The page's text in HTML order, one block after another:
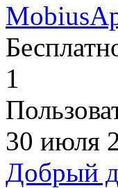
1
30 июля
Добрый